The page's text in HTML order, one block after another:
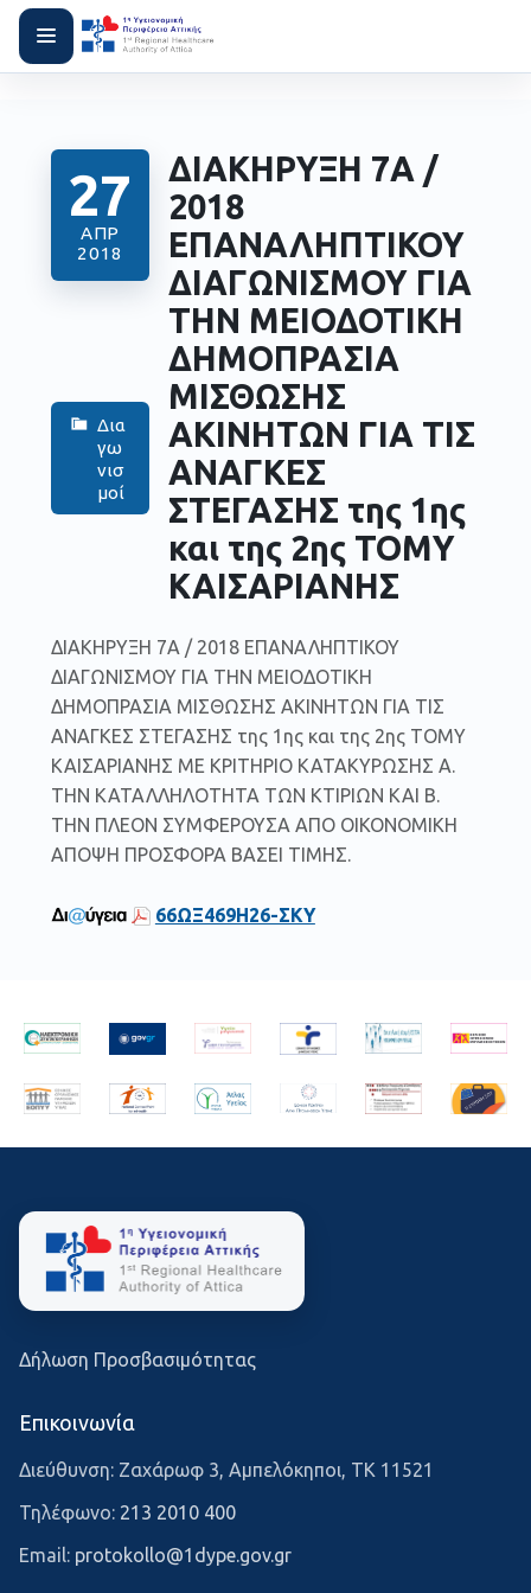
27
ΑΠΡ
2018
Δια
γω
νισ
μοί
ΔΙΑΚΗΡΥΞΗ 7Α /
2018
ΕΠΑΝΑΛΗΠΤΙΚΟΥ
ΔΙΑΓΩΝΙΣΜΟΥ ΓΙΑ
ΤΗΝ ΜΕΙΟΔΟΤΙΚΗ
ΔΗΜΟΠΡΑΣΙΑ
ΜΙΣΘΩΣΗΣ
ΑΚΙΝΗΤΩΝ ΓΙΑ ΤΙΣ
ΑΝΑΓΚΕΣ
ΣΤΕΓΑΣΗΣ της 1ης
και της 2ης ΤΟΜΥ
ΚΑΙΣΑΡΙΑΝΗΣ
ΔΙΑΚΗΡΥΞΗ 7Α / 2018 ΕΠΑΝΑΛΗΠΤΙΚΟΥ
ΔΙΑΓΩΝΙΣΜΟΥ ΓΙΑ ΤΗΝ ΜΕΙΟΔΟΤΙΚΗ
ΔΗΜΟΠΡΑΣΙΑ ΜΙΣΘΩΣΗΣ ΑΚΙΝΗΤΩΝ ΓΙΑ ΤΙΣ
ΑΝΑΓΚΕΣ ΣΤΕΓΑΣΗΣ της 1ης και της 2ης ΤΟΜΥ
ΚΑΙΣΑΡΙΑΝΗΣ ΜΕ ΚΡΙΤΗΡΙΟ ΚΑΤΑΚΥΡΩΣΗΣ Α.
ΤΗΝ ΚΑΤΑΛΛΗΛΟΤΗΤΑ ΤΩΝ ΚΤΙΡΙΩΝ ΚΑΙ Β.
ΤΗΝ ΠΛΕΟΝ ΣΥΜΦΕΡΟΥΣΑ ΑΠΟ ΟΙΚΟΝΟΜΙΚΗ
ΑΠΟΨΗ ΠΡΟΣΦΟΡΑ ΒΑΣΕΙ ΤΙΜΗΣ.
66ΩΞ469Η26-ΣΚΥ
Δήλωση Προσβασιμότητας
Επικοινωνία
Διεύθυνση: Ζαχάρωφ 3, Αμπελόκηποι, ΤΚ 11521
Τηλέφωνο: 213 2010 400
Email: protokollo@1dype.gov.gr